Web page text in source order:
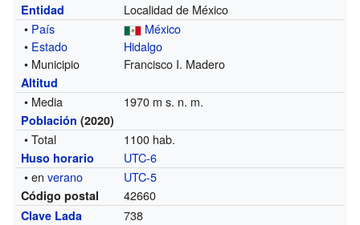
Entidad
Localidad de México
• País
México
• Estado
Hidalgo
• Municipio
Francisco I. Madero
Altitud
• Media 1970 m s. n. m.
Población (2020)
• Total 1100 hab.
Huso horario
UTC-6
• enverano UTC-5
Código postal 42660
Clave Lada 738